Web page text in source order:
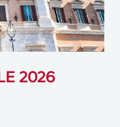
2026